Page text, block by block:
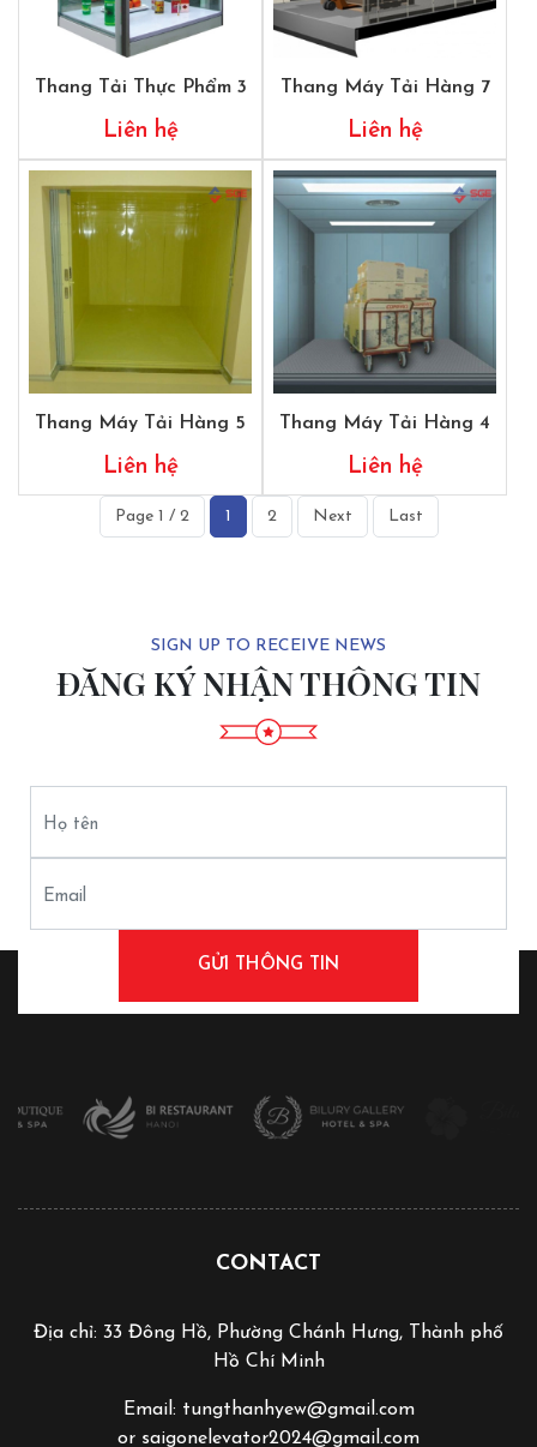
Thang Tải Thực Phẩm 3
Liên hệ
Thang Máy Tải Hàng 7
Liên hệ
Thang Máy Tải Hàng 5
Liên hệ
Thang Máy Tải Hàng 4
Liên hệ
Page 1 / 2 1 2 Next Last
SIGN UP TO RECEIVE NEWS
ĐĂNG KÝ NHẬN THÔNG TIN
Họ tên
Email
CONTACT
Địa chỉ: 33 Đông Hồ, Phường Chánh Hưng, Thành phố
Hồ Chí Minh
Email: tungthanhyew@gmail.com
or saigonelevator2024@gmail.com